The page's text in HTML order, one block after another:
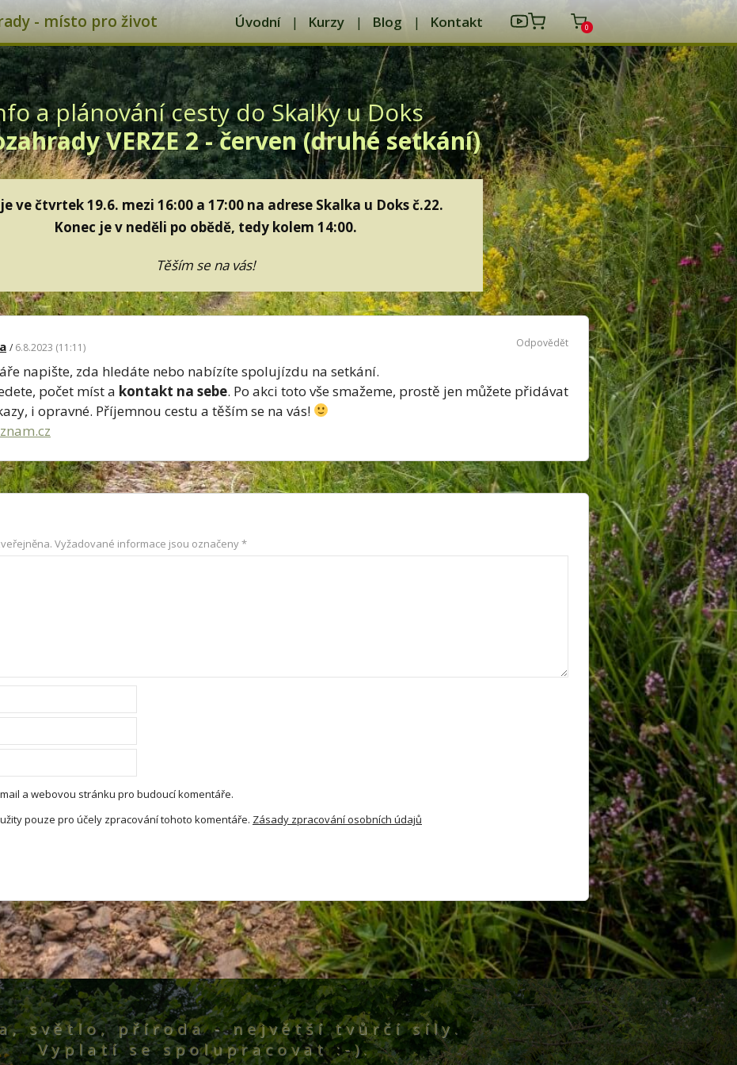
- místo pro život Úvodní Kurzy Blog Kontakt 0
a plánování cesty do Skalky u Doks
VERZE 2 - červen (druhé setkání)
ve čtvrtek 19.6. mezi 16:00 a 17:00 na adrese Skalka u Doks č.22.
Konec je v neděli po obědě, tedy kolem 14:00.
Těším se na vás!
6.8.2023 (11:11)
napište, zda hledáte nebo nabízíte spolujízdu na setkání.
počet míst a kontakt na sebe. Po akci toto vše smažeme, prostě jen můžete přidávat
i opravné. Příjemnou cestu a těším se na vás!
Odpovědět
Vyžadované informace jsou označeny*
a webovou stránku pro budoucí komentáře.
pouze pro účely zpracování tohoto komentáře. Zásady zpracování osobních údajů
světlo, příroda - největší tvůrčí síly.
Vyplatí se spolupracovat :-).